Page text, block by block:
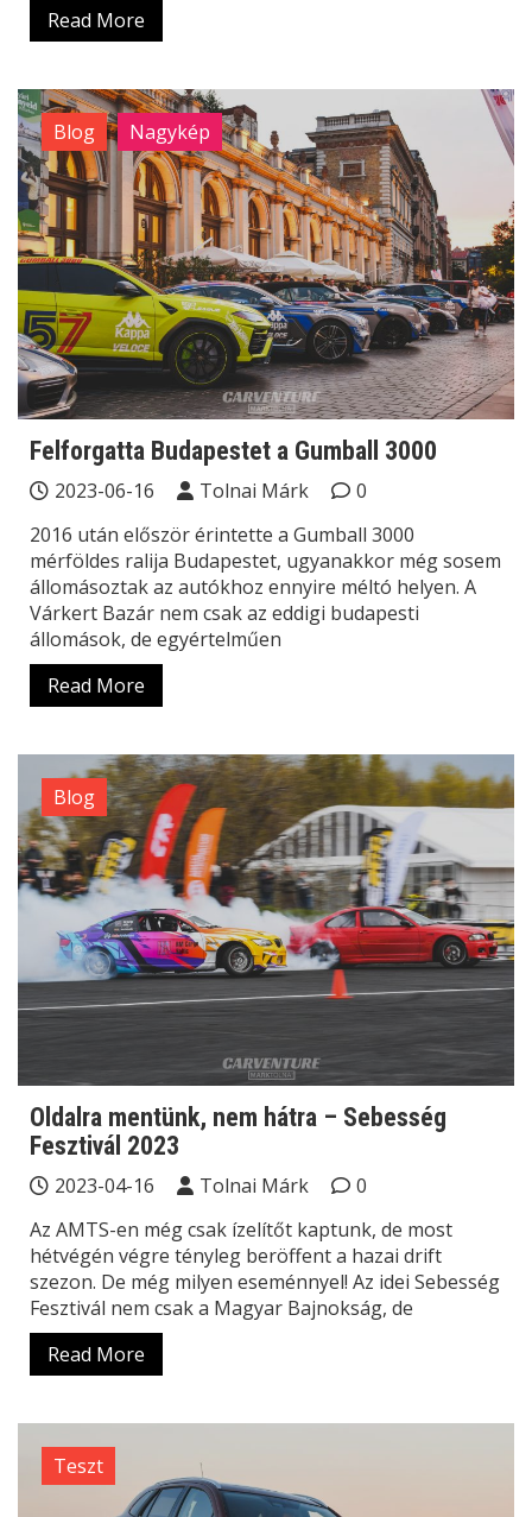
Read More
Blog Nagykép
Felforgatta Budapestet a Gumball 3000
2023-06-16 Tolnai Márk
0
2016 után először érintette a Gumball 3000
mérföldes ralija Budapestet, ugyanakkor még sosem
állomásoztak az autókhoz ennyire méltó helyen. A
Várkert Bazár nem csak az eddigi budapesti
állomások, de egyértelműen
Read More
Blog
Oldalra mentünk, nem hátra – Sebesség
Fesztivál 2023
2023-04-16 Tolnai Márk
0
Az AMTS-en még csak ízelítőt kaptunk, de most
hétvégén végre tényleg beröffent a hazai drift
szezon. De még milyen eseménnyel! Az idei Sebesség
Fesztivál nem csak a Magyar Bajnokság, de
Read More
Teszt